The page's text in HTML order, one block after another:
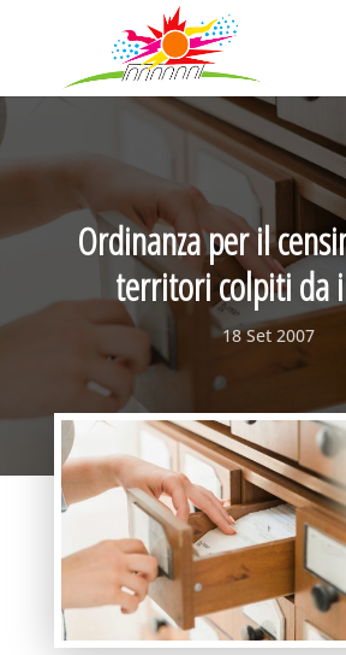
Ordinanza per il
territori colpiti da
18 Set 2007